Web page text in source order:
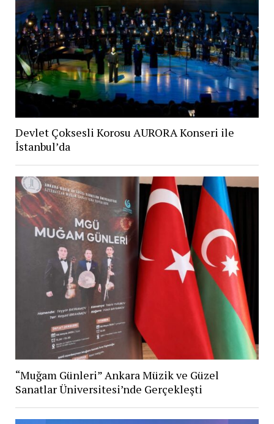
Devlet Çoksesli Korosu AURORA Konseri ile
İstanbul’da
“Muğam Günleri” Ankara Müzik ve Güzel
Sanatlar Üniversitesi’nde Gerçekleşti